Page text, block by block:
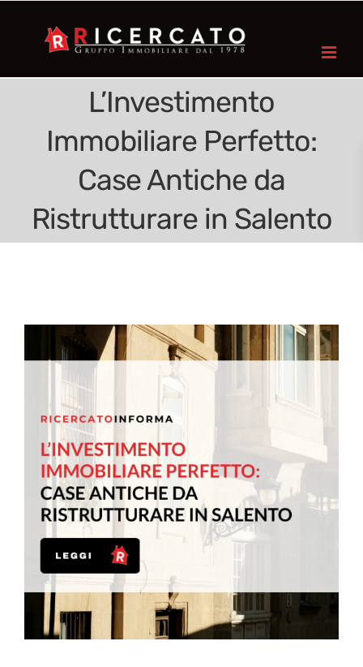
L’Investimento
Immobiliare Perfetto:
Case Antiche da
Ristrutturare in Salento